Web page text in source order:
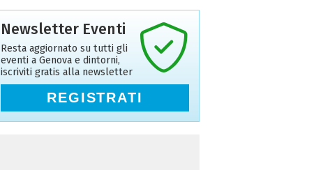
Newsletter Eventi
Resta aggiornato su tutti gli
eventi a Genova e dintorni,
iscriviti gratis alla newsletter
REGISTRATI